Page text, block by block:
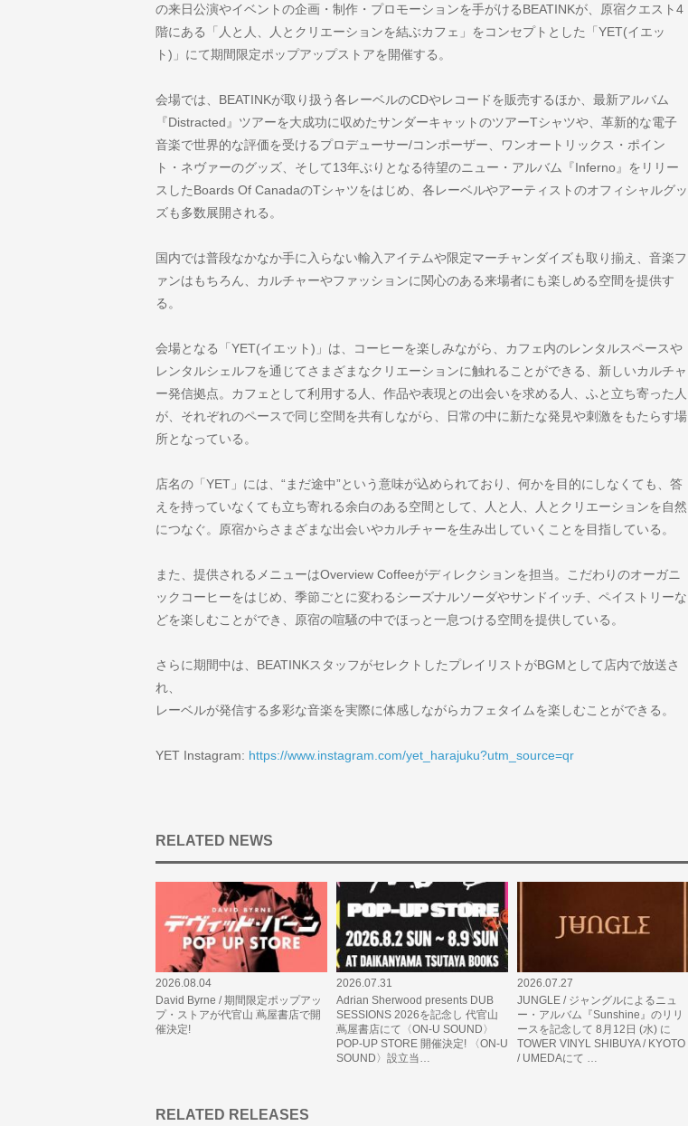
の来日公演やイベントの企画・制作・プロモーションを手がけるBEATINKが、原宿クエスト4
階にある「人と人、人とクリエーションを結ぶカフェ」をコンセプトとした「YET(イエッ
ト)」にて期間限定ポップアップストアを開催する。
会場では、BEATINKが取り扱う各レーベルのCDやレコードを販売するほか、最新アルバム
『Distracted』ツアーを大成功に収めたサンダーキャットのツアーTシャツや、革新的な電子
音楽で世界的な評価を受けるプロデューサー/コンポーザー、ワンオートリックス・ポイン
ト・ネヴァーのグッズ、そして13年ぶりとなる待望のニュー・アルバム『Inferno』をリリー
スしたBoards Of CanadaのTシャツをはじめ、各レーベルやアーティストのオフィシャルグッ
ズも多数展開される。
国内では普段なかなか手に入らない輸入アイテムや限定マーチャンダイズも取り揃え、音楽フ
ァンはもちろん、カルチャーやファッションに関心のある来場者にも楽しめる空間を提供す
る。
会場となる「YET(イエット)」は、コーヒーを楽しみながら、カフェ内のレンタルスペースや
レンタルシェルフを通じてさまざまなクリエーションに触れることができる、新しいカルチャ
ー発信拠点。カフェとして利用する人、作品や表現との出会いを求める人、ふと立ち寄った人
が、それぞれのペースで同じ空間を共有しながら、日常の中に新たな発見や刺激をもたらす場
所となっている。
店名の「YET」には、“まだ途中”という意味が込められており、何かを目的にしなくても、答
えを持っていなくても立ち寄れる余白のある空間として、人と人、人とクリエーションを自然
につなぐ。原宿からさまざまな出会いやカルチャーを生み出していくことを目指している。
また、提供されるメニューはOverview Coffeeがディレクションを担当。こだわりのオーガニ
ックコーヒーをはじめ、季節ごとに変わるシーズナルソーダやサンドイッチ、ペイストリーな
どを楽しむことができ、原宿の喧騒の中でほっと一息つける空間を提供している。
さらに期間中は、BEATINKスタッフがセレクトしたプレイリストがBGMとして店内で放送さ
れ、
レーベルが発信する多彩な音楽を実際に体感しながらカフェタイムを楽しむことができる。
YET Instagram: https://www.instagram.com/yet_harajuku?utm_source=qr
RELATED NEWS
2026.08.04
David Byrne / 期間限定ポップアッ
プ・ストアが代官山 蔦屋書店で開
催決定!
2026.07.31
Adrian Sherwood presents DUB
SESSIONS 2026を記念し 代官山
蔦屋書店にて〈ON-U SOUND〉
POP-UP STORE 開催決定! 〈ON-U
SOUND〉設立当…
2026.07.27
JUNGLE / ジャングルによるニュ
ー・アルバム『Sunshine』のリリ
ースを記念して 8月12日 (水) に
TOWER VINYL SHIBUYA / KYOTO
/ UMEDAにて …
RELATED RELEASES